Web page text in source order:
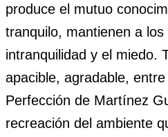
produce el mutuo
tranquilo, mantienen a
intranquilidad y el miedo.
apacible, agradable,
Perfección de Martínez
recreación del ambiente